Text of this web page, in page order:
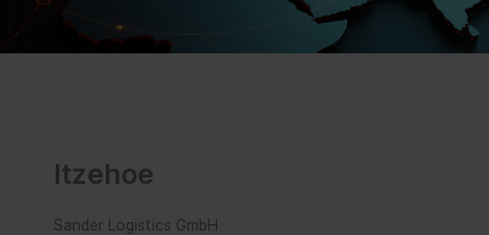
Itzehoe
Sander Logistics GmbH